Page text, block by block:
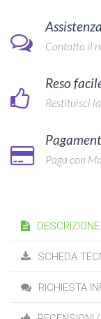
Contatta il
Reso
Restituisci
Paga con
DESCRIZIONE
SCHEDA
RICHIESTA